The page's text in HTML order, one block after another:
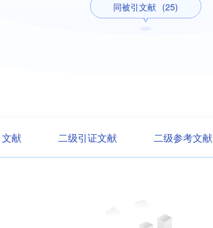
同被引文献 (25)
献 二级引证文献 二级参考文献